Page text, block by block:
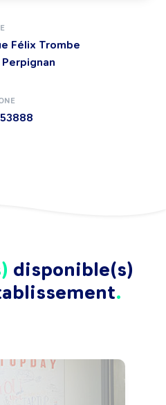
Félix Trombe
Perpignan
disponible(s)